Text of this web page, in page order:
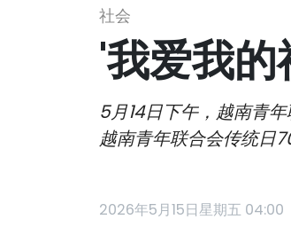
社会
'我爱我
5月14日下午，越南青
越南青年联合会传统日
2026年5月15日星期五 04:00